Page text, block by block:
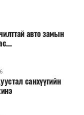
амралт, зугаалга,
хэмжээг зохион
шинэ орон тоо бий
төрийн албан
ажиллуулах арга
засгийн нөхцөл
авто замын
санхүүгийн